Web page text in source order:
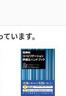
います。